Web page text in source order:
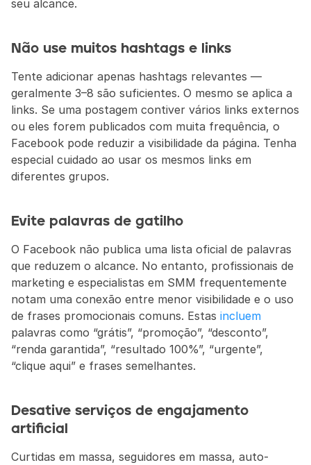
seu alcance.
Não use muitos hashtags e links
Tente adicionar apenas hashtags relevantes —
geralmente 3–8 são suficientes. O mesmo se aplica a
links. Se uma postagem contiver vários links externos
ou eles forem publicados com muita frequência, o
Facebook pode reduzir a visibilidade da página. Tenha
especial cuidado ao usar os mesmos links em
diferentes grupos.
Evite palavras de gatilho
O Facebook não publica uma lista oficial de palavras
que reduzem o alcance. No entanto, profissionais de
marketing e especialistas em SMM frequentemente
notam uma conexão entre menor visibilidade e o uso
de frases promocionais comuns. Estas incluem
palavras como “grátis”, “promoção”, “desconto”,
“renda garantida”, “resultado 100%”, “urgente”,
“clique aqui” e frases semelhantes.
Desative serviços de engajamento
artificial
Curtidas em massa, seguidores em massa, auto-